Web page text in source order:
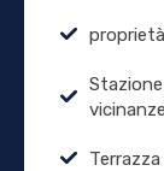
vicinanze